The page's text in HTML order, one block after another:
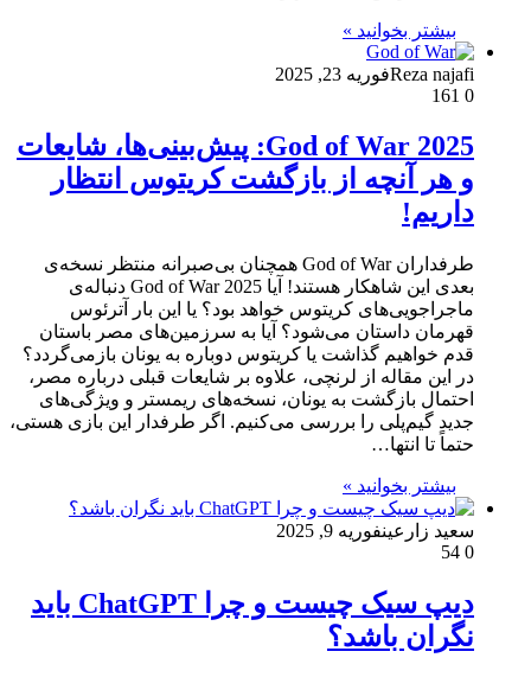
بیشتر بخوانید »
Reza najafiفوریه 23, 2025
0
God of War 2025: پیش‌بینی‌ها، شایعات
و هر آنچه از بازگشت کریتوس انتظار
داریم!
طرفداران God of War همچنان بی‌صبرانه منتظر نسخه‌ی
بعدی این شاهکار هستند! آیا God of War 2025 دنباله‌ی
ماجراجویی‌های کریتوس خواهد بود؟ یا این بار آترئوس
قهرمان داستان می‌شود؟ آیا به سرزمین‌های مصر باستان
قدم خواهیم گذاشت یا کریتوس دوباره به یونان بازمی‌گردد؟
در این مقاله از لرنچی، علاوه بر شایعات قبلی درباره مصر،
احتمال بازگشت به یونان، نسخه‌های ریمستر و ویژگی‌های
جدید گیم‌پلی را بررسی می‌کنیم. اگر طرفدار این بازی هستی،
حتماً تا انتها…
بیشتر بخوانید »
سعید زارعینفوریه 9, 2025
0
دیپ سیک چیست و چرا ChatGPT باید
نگران باشد؟